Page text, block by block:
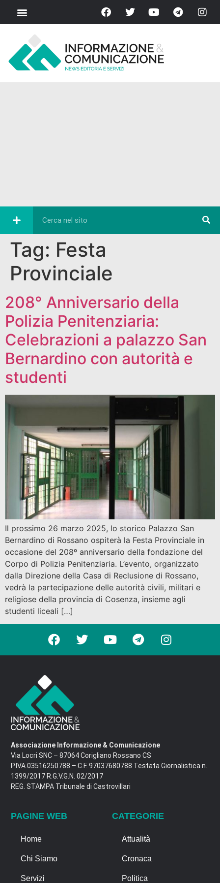
Tag: Festa
Provinciale
208° Anniversario della
Polizia Penitenziaria:
Celebrazioni a palazzo San
Bernardino con autorità e
studenti
Il prossimo 26 marzo 2025, lo storico Palazzo San
Bernardino di Rossano ospiterà la Festa Provinciale in
occasione del 208º anniversario della fondazione del
Corpo di Polizia Penitenziaria. L’evento, organizzato
dalla Direzione della Casa di Reclusione di Rossano,
vedrà la partecipazione delle autorità civili, militari e
religiose della provincia di Cosenza, insieme agli
studenti liceali […]
Associazione Informazione & Comunicazione
Via Locri SNC – 87064 Corigliano Rossano CS
P.IVA 03516250788 – C.F. 97037680788 Testata Giornalistica n.
1399/2017 R.G.V.G.N. 02/2017
REG. STAMPA Tribunale di Castrovillari
PAGINE WEB
Home
Chi Siamo
Servizi
CATEGORIE
Attualità
Cronaca
Politica